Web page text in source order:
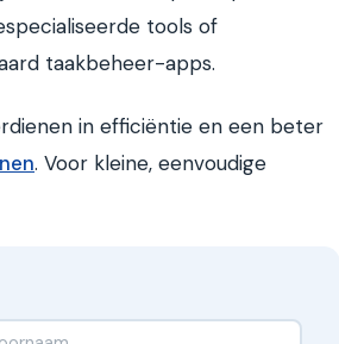
tools of
taakbeheer-apps.
in efficiëntie en een beter
. Voor kleine, eenvoudige